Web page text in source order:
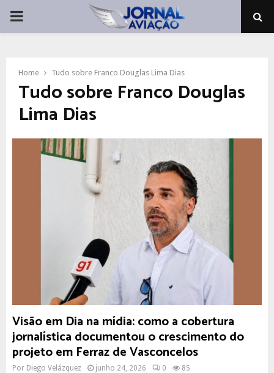
PRIMARY
Home Tudo sobre Franco Douglas Lima Dias
Tudo sobre Franco Douglas
Lima Dias
Visão em Dia na mídia: como a cobertura
jornalística documentou o crescimento do
projeto em Ferraz de Vasconcelos
Por Diego Velázquez junho 24, 2026 0 85